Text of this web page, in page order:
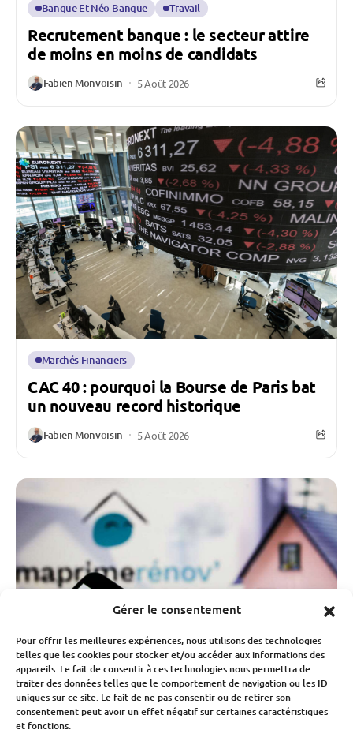
Gérer le consentement
Pour offrir les meilleures expériences, nous utilisons des technologies
telles que les cookies pour stocker et/ou accéder aux informations des
appareils. Le fait de consentir à ces technologies nous permettra de
traiter des données telles que le comportement de navigation ou les ID
uniques sur ce site. Le fait de ne pas consentir ou de retirer son
consentement peut avoir un effet négatif sur certaines caractéristiques
et fonctions.
Banque Et Néo-Banque Travail
Recrutement banque : le secteur attire
de moins en moins de candidats
Fabien Monvoisin 5 Août 2026
Marchés Financiers
CAC 40 : pourquoi la Bourse de Paris bat
un nouveau record historique
Fabien Monvoisin 5 Août 2026
Budget Économie